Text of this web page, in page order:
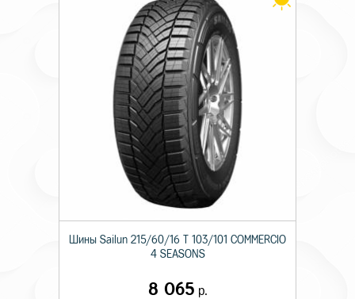
Шины Sailun 215/60/16 T 103/101 COMMERCIO
4 SEASONS
8 065р.